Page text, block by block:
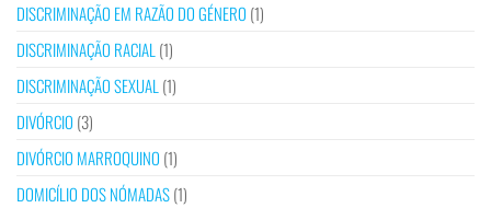
DISCRIMINAÇÃO EM RAZÃO DO GÉNERO (1)
DISCRIMINAÇÃO RACIAL (1)
DISCRIMINAÇÃO SEXUAL (1)
DIVÓRCIO (3)
DIVÓRCIO MARROQUINO (1)
DOMICÍLIO DOS NÓMADAS(1)